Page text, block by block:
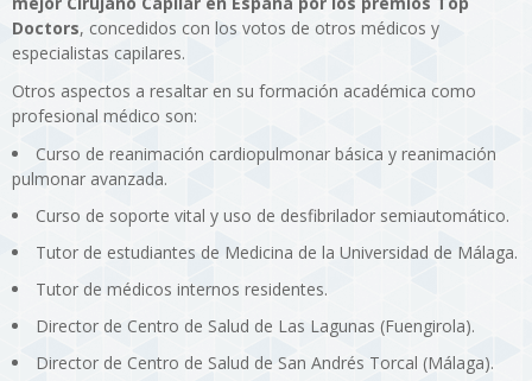
Doctors, concedidos con los votos de otros médicos y
especialistas capilares.
Otros aspectos a resaltar en su formación académica como
profesional médico son:
Curso de reanimación cardiopulmonar básica y reanimación
pulmonar avanzada.
Curso de soporte vital y uso de desfibrilador semiautomático.
Tutor de estudiantes de Medicina de la Universidad de Málaga.
Tutor de médicos internos residentes.
Director de Centro de Salud de Las Lagunas (Fuengirola).
Director de Centro de Salud de San Andrés Torcal (Málaga).